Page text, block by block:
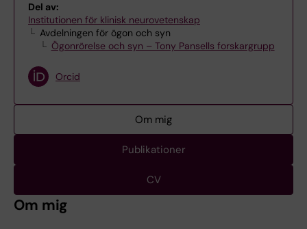
Del av:
Institutionen för klinisk neurovetenskap
Avdelningen för ögon och syn
Ögonrörelse och syn – Tony Pansells forskargrupp
Orcid
Om mig
Publikationer
CV
Om mig